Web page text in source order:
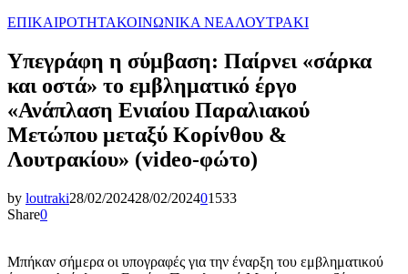
ΕΠΙΚΑΙΡΟΤΗΤΑΚΟΙΝΩΝΙΚΑ ΝΕΑΛΟΥΤΡΑΚΙ
Υπεγράφη η σύμβαση: Παίρνει «σάρκα
και οστά» το εμβληματικό έργο
«Ανάπλαση Ενιαίου Παραλιακού
Μετώπου μεταξύ Κορίνθου &
Λουτρακίου» (video-φώτο)
by loutraki28/02/202428/02/202401533
Share0
Μπήκαν σήμερα οι υπογραφές για την έναρξη του εμβληματικού